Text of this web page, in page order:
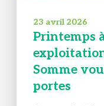
23 avril 2026
Printemps
Somme
portes